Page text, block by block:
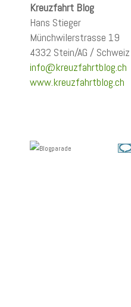
Kreuzfahrt Blog
Hans Stieger
Münchwilerstrasse 19
4332 Stein/AG / Schweiz
info@kreuzfahrtblog.ch
www.kreuzfahrtblog.ch